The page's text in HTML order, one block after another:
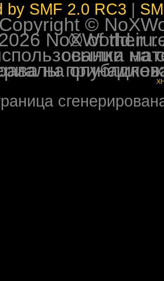
by SMF 2.0 RC3
Copyright ©
© 2009-2026 NoXWorld.ru. All
При использовании
на опубликованные на форуме